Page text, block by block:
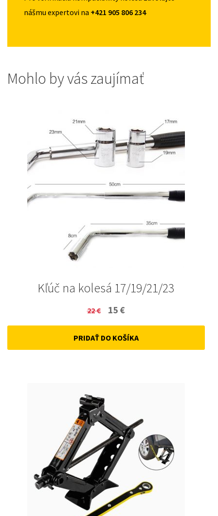
nášmu expertovi na +421 905 806 234
Mohlo by vás zaujímať
Kľúč na kolesá 17/19/21/23
22€
Original
price
was:
15 €
price
is:
PRIDAŤ DO KOŠÍKA